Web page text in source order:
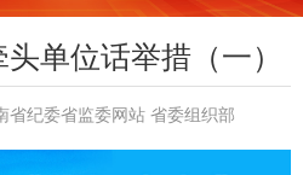
单位话举措（一）
省纪委省监委网站 省委组织部